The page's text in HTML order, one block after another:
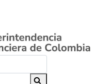
principal